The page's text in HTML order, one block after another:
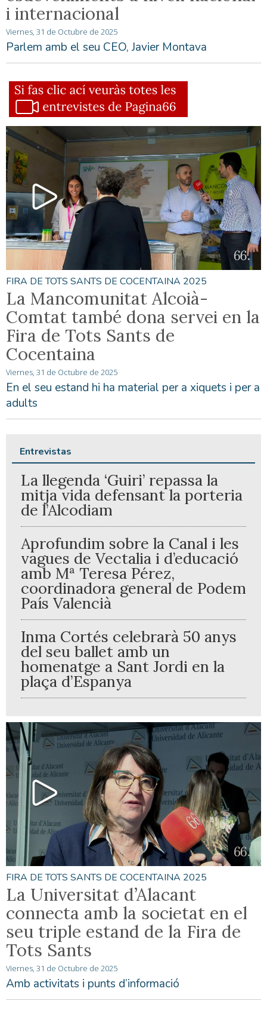
i internacional
Viernes, 31 de Octubre de 2025
Parlem amb el seu CEO, Javier Montava
FIRA DE TOTS SANTS DE COCENTAINA 2025
La Mancomunitat Alcoià-
Comtat també dona servei en la
Fira de Tots Sants de
Cocentaina
Viernes, 31 de Octubre de 2025
En el seu estand hi ha material per a xiquets i per a
adults
Entrevistas
La llegenda ‘Guiri’ repassa la
mitja vida defensant la porteria
de l’Alcodiam
Aprofundim sobre la Canal i les
vagues de Vectalia i d’educació
amb Mª Teresa Pérez,
coordinadora general de Podem
País Valencià
Inma Cortés celebrarà 50 anys
del seu ballet amb un
homenatge a Sant Jordi en la
plaça d’Espanya
FIRA DE TOTS SANTS DE COCENTAINA 2025
La Universitat d’Alacant
connecta amb la societat en el
seu triple estand de la Fira de
Tots Sants
Viernes, 31 de Octubre de 2025
Amb activitats i punts d’informació